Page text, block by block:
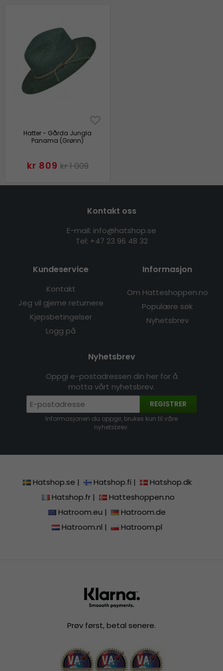
Hatter - Gårda Jungla
Panama (Grønn)
kr 809 kr 1 009
Kontakt oss
E-mail: info@hatshop.se
Tel: +47 23 96 48 32
Kundeservice
Kontakt
Jeg vil gjerne returnere
Kjøpsbetingelser
Logg på
Informasjon
Om Hatteshoppen.no
Populære søk
Nyhetsbrev
Nyhetsbrev
Oppgi e-postadressen din her for å
motta vårt nyhetsbrev.
REGISTRER
Informasjonen du oppgir, brukes kun til våre
nyhetsbrev.
Hatshop.se | Hatshop.fi |
Hatshop.dk
Hatshop.fr|
Hatteshoppen.no
Hatroom.eu |
Hatroom.de
Hatroom.nl | Hatroom.pl
Prøv først, betal senere.